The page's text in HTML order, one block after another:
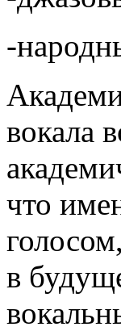
-
вокала
что
в